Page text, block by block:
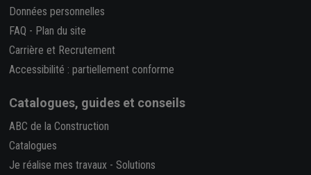
Données personnelles
FAQ - Plan du site
Carrière et Recrutement
Accessibilité : partiellement conforme
Catalogues, guides et conseils
ABC de la Construction
Catalogues
Je réalise mes travaux - Solutions